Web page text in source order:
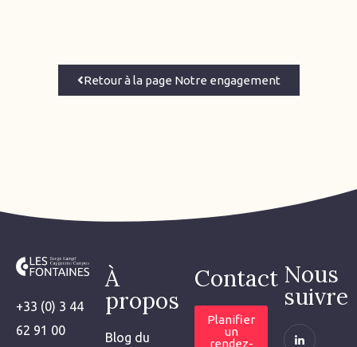
Retour à la page Notre engagement
+33 (0) 3 44
62 91 00
À
propos
Blog du
Contact
Planifier
un
rendez-
Nous
suivre